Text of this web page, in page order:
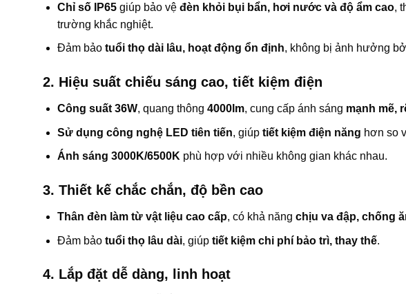
Chỉ số IP65giúp bảo vệ đèn khỏi bụi bẩn, hơi nước và độ ẩm cao,
trường khắc nghiệt.
Đảm bảo tuổi thọ dài lâu, hoạt động ổn định, không bị ảnh hưởng
2. Hiệu suất chiếu sáng cao, tiết kiệm điện
Công suất 36W, quang thông 4000lm, cung cấp ánh sáng mạnh mẽ,
Sử dụng công nghệ LED tiên tiến, giúp tiết kiệm điện năng hơn so
Ánh sáng 3000K/6500K phù hợp với nhiều không gian khác nhau.
3. Thiết kế chắc chắn, độ bền cao
Thân đèn làm từ vật liệu cao cấp, có khả năng chịu va đập, chống
Đảm bảo tuổi thọ lâu dài, giúp tiết kiệm chi phí bảo trì, thay thế.
4. Lắp đặt dễ dàng, linh hoạt